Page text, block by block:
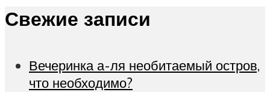
Свежие записи
Вечеринка а-ля необитаемый остров,
что необходимо?